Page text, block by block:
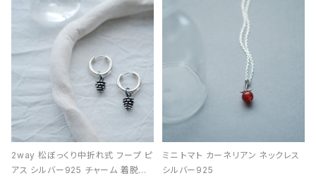
2way 松ぼっくり中折れ式 フープ ピ
アス シルバー925 チャーム 着脱可
ミニ トマト カーネリアン ネックレス
シルバー925